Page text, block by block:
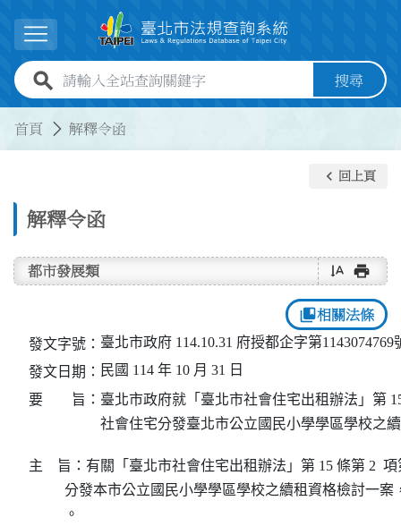
展開選單
全站查詢關鍵字欄位 搜尋
首頁 解釋令函
解釋令函
keyboard_arrow_left 回上頁
都市發展類 text_rotate_vertical print
collections_bookmark相關法條
發文字號： 臺北市政府 114.10.31 府授都企字第1143074769
發文日期： 民國 114 年 10 月 31 日
要 旨： 臺北市政府就「臺北市社會住宅出租辦法」第
社會住宅分發臺北市公立國民小學學區學校之
主    旨：有關「臺北市社會住宅出租辦法」第 15 條第 2
分發本市公立國民小學學區學校之續租資格檢討一
          。